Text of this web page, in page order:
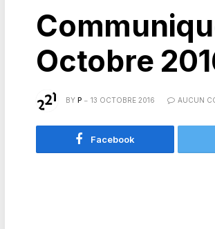
Octobre
BY P 13 OCTOBRE 2016 AUCUN
Facebook